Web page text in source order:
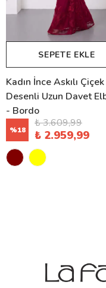
SEPETE EKLE
Kadın İnce Askılı Çiçek
Desenli Uzun Davet
- Bordo
%18
₺ 3.609,99
₺ 2.959,99